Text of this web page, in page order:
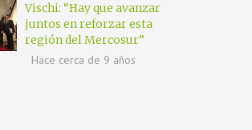
Vischi: “Hay que avanzar
juntos en reforzar esta
región del Mercosur”
Hace cerca de 9 años